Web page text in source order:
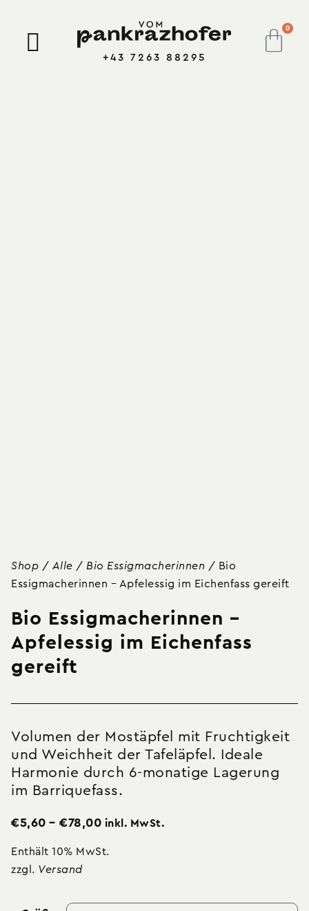
+43 7263 88295
0
Shop / Alle / Bio Essigmacherinnen / Bio
Essigmacherinnen – Apfelessig im Eichenfass gereift
Bio Essigmacherinnen –
Apfelessig im Eichenfass
gereift
Volumen der Mostäpfel mit Fruchtigkeit
und Weichheit der Tafeläpfel. Ideale
Harmonie durch 6-monatige Lagerung
im Barriquefass.
€5,60 – €78,00 inkl. MwSt.
Enthält 10% MwSt.
zzgl. Versand